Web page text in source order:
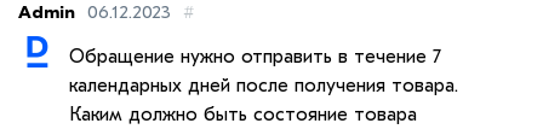
Admin 06.12.2023 #
Обращение нужно отправить в течение 7
календарных дней после получения товара.
Каким должно быть состояние товара